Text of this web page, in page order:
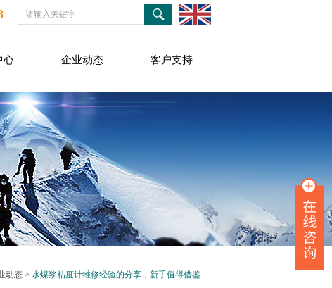
心 企业动态 客户支持
动态 > 水煤浆粘度计维修经验的分享，新手值得借鉴